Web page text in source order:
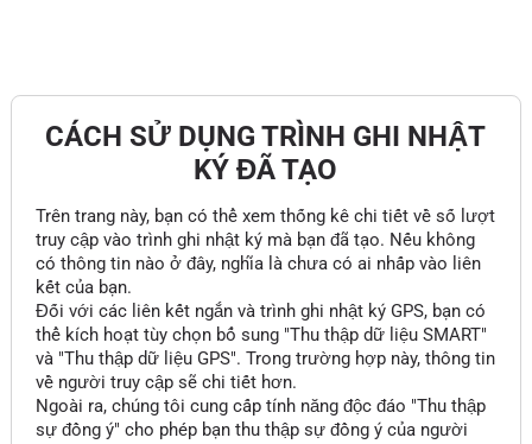
CÁCH SỬ DỤNG TRÌNH GHI NHẬT
KÝ ĐÃ TẠO
Trên trang này, bạn có thể xem thống kê chi tiết về số lượt
truy cập vào trình ghi nhật ký mà bạn đã tạo. Nếu không
có thông tin nào ở đây, nghĩa là chưa có ai nhấp vào liên
kết của bạn.
Đối với các liên kết ngắn và trình ghi nhật ký GPS, bạn có
thể kích hoạt tùy chọn bổ sung "Thu thập dữ liệu SMART"
và "Thu thập dữ liệu GPS". Trong trường hợp này, thông tin
về người truy cập sẽ chi tiết hơn.
Ngoài ra, chúng tôi cung cấp tính năng độc đáo "Thu thập
sự đồng ý" cho phép bạn thu thập sự đồng ý của người